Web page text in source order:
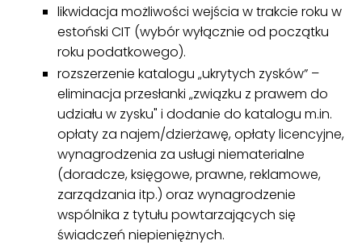
likwidacja możliwości wejścia w trakcie roku w
estoński CIT (wybór wyłącznie od początku
roku podatkowego).
rozszerzenie katalogu „ukrytych zysków” –
eliminacja przesłanki „związku z prawem do
udziału w zysku" i dodanie do katalogu m.in.
opłaty za najem/dzierżawę, opłaty licencyjne,
wynagrodzenia za usługi niematerialne
(doradcze, księgowe, prawne, reklamowe,
zarządzania itp.) oraz wynagrodzenie
wspólnika z tytułu powtarzających się
świadczeń niepieniężnych.